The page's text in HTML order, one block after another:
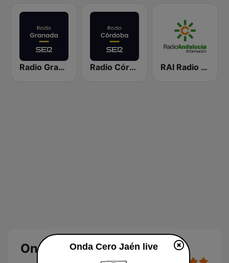
Radio Granada SER Radio Córdoba SER RAI Radio Andalucía Información
Onda Cero Jaén
Onda Cero Jaén live